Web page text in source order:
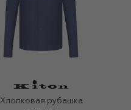
Хлопковая рубашка